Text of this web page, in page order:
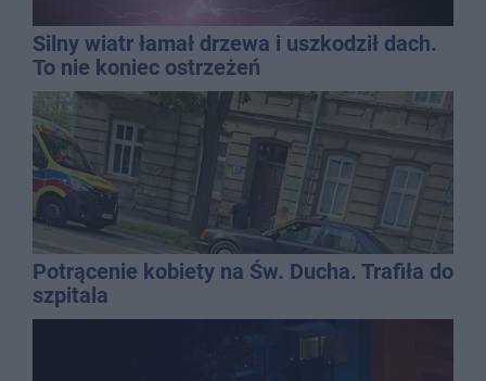
Silny wiatr łamał drzewa i uszkodził dach.
To nie koniec ostrzeżeń
Potrącenie kobiety na Św. Ducha. Trafiła do
szpitala